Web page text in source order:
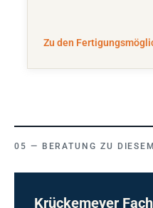
Zu den
BERATUNG ZU
Krückemeyer